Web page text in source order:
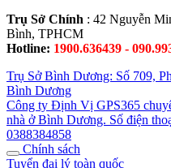
Trụ Sở Chính : 42 Nguyễn
Bình, TPHCM
Hotline: 1900.636439 -
Trụ Sở Bình Dương: Số 709,
Bình Dương
Công ty Định Vị GPS365
nhà ở Bình Dương. Số điện
0388384858
Chính sách
Tuyển đại lý toàn quốc